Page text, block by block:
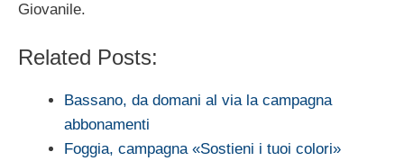
Giovanile.
Related Posts:
Bassano, da domani al via la campagna
abbonamenti
Foggia, campagna «Sostieni i tuoi colori»